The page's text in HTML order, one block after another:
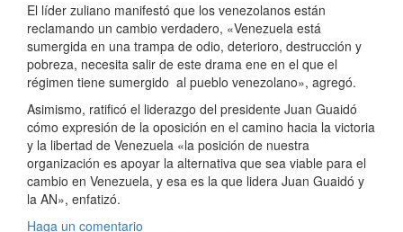
El líder zuliano manifestó que los venezolanos están
reclamando un cambio verdadero, «Venezuela está
sumergida en una trampa de odio, deterioro, destrucción y
pobreza, necesita salir de este drama ene en el que el
régimen tiene sumergido al pueblo venezolano», agregó.
Asimismo, ratificó el liderazgo del presidente Juan Guaidó
cómo expresión de la oposición en el camino hacia la victoria
y la libertad de Venezuela «la posición de nuestra
organización es apoyar la alternativa que sea viable para el
cambio en Venezuela, y esa es la que lidera Juan Guaidó y
la AN», enfatizó.
Haga un comentario